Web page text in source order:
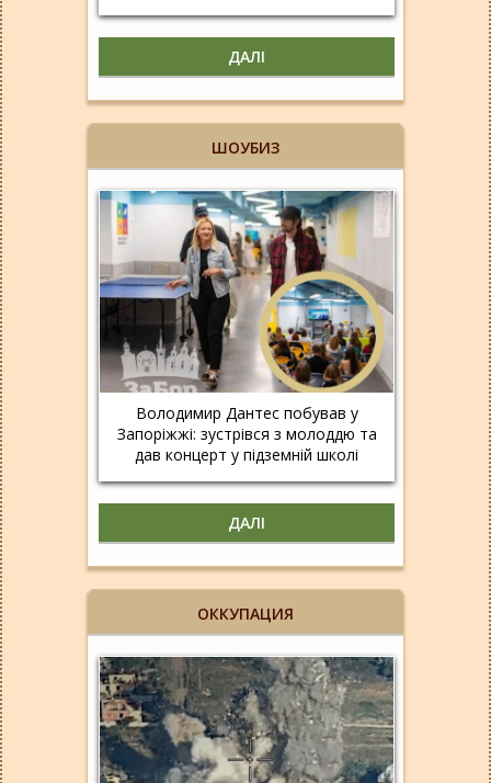
ДАЛІ
ШОУБИЗ
Володимир Дантес побував у
Запоріжжі: зустрівся з молоддю та
дав концерт у підземній школі
ДАЛІ
ОККУПАЦИЯ